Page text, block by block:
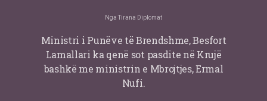
Nga Tirana Diplomat
Ministri i Punëve të Brendshme, Besfort
Lamallari ka qenë sot pasdite në Krujë
bashkë me ministrin e Mbrojtjes, Ermal
Nufi.